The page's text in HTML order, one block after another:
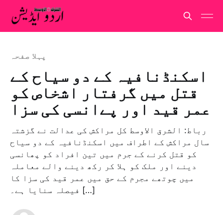
پہلا صفحہ
اسکنڈنافیہ کے دو سیاح کے
قتل میں گرفتار اشخاص کو
عمر قید اور پےانسی کی سزا
رباط: الشرق الاوسط کل مراکش کی عدالت نے گزشتہ
سال مراکش کے اطراف میں اسکنڈنافیہ کے دو سیاح
کو قتل کرنے کے جرم میں تین افراد کو پھانسی
دینے اور ملک کو ہلا کر رکھ دینے والے معاملہ
میں چوتھے مجرم کے حق میں عمر قید کی سزا کا
فیصلہ سنایا ہے۔ […]